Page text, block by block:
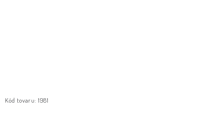
Kód tovaru: 1981